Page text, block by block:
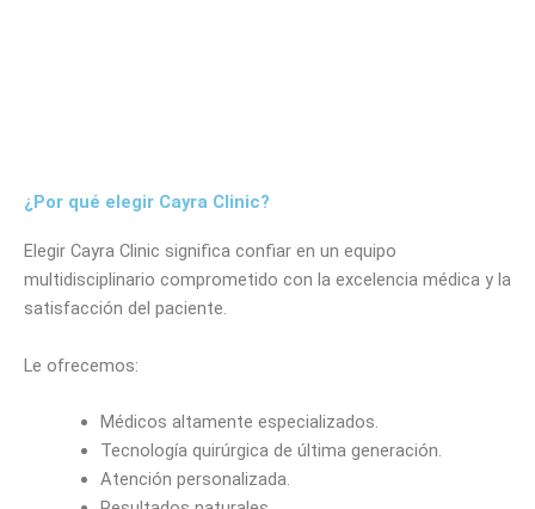
¿Por qué elegir Cayra Clinic?
Elegir Cayra Clinic significa confiar en un equipo
multidisciplinario comprometido con la excelencia médica y la
satisfacción del paciente.
Le ofrecemos:
Médicos altamente especializados.
Tecnología quirúrgica de última generación.
Atención personalizada.